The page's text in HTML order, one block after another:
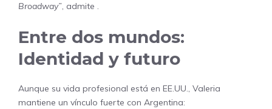
Broadway”, admite .
Entre dos mundos:
Identidad y futuro
Aunque su vida profesional está en EE.UU., Valeria
mantiene un vínculo fuerte con Argentina: